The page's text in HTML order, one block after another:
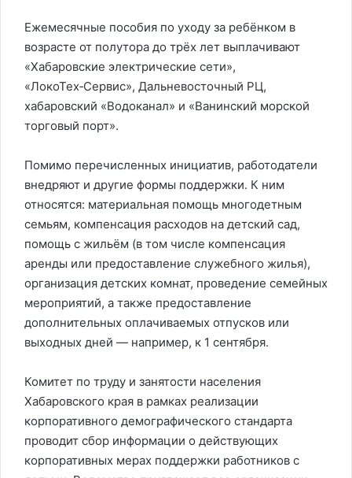
Ежемесячные пособия по уходу за ребёнком в
возрасте от полутора до трёх лет выплачивают
«Хабаровские электрические сети»,
«ЛокоТех‑Сервис», Дальневосточный РЦ,
хабаровский «Водоканал» и «Ванинский морской
торговый порт».
Помимо перечисленных инициатив, работодатели
внедряют и другие формы поддержки. К ним
относятся: материальная помощь многодетным
семьям, компенсация расходов на детский сад,
помощь с жильём (в том числе компенсация
аренды или предоставление служебного жилья),
организация детских комнат, проведение семейных
мероприятий, а также предоставление
дополнительных оплачиваемых отпусков или
выходных дней — например, к 1 сентября.
Комитет по труду и занятости населения
Хабаровского края в рамках реализации
корпоративного демографического стандарта
проводит сбор информации о действующих
корпоративных мерах поддержки работников с